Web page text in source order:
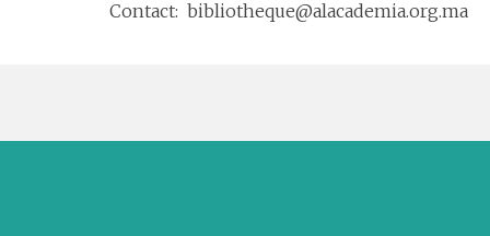
Contact: bibliotheque@alacademia.org.ma